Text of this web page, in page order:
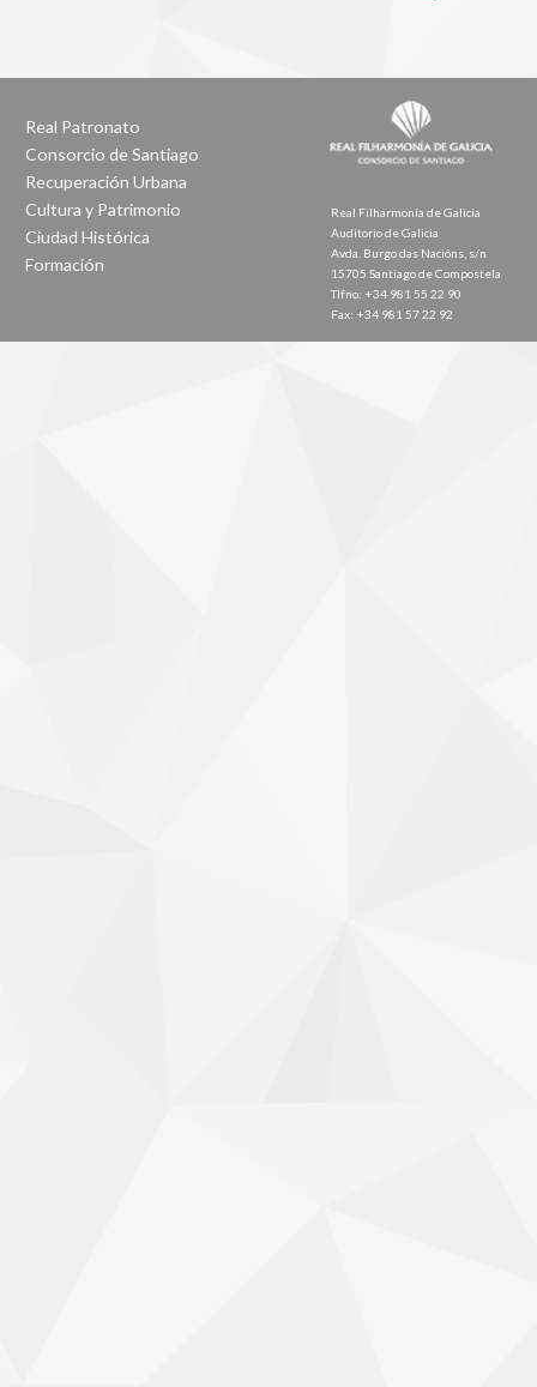
Real Patronato
Consorcio de Santiago
Recuperación Urbana
Cultura y Patrimonio
Ciudad Histórica
Formación
Real Filharmonía de Galicia
Auditorio de Galicia
Avda. Burgo das Nacións, s/n
15705 Santiago de Compostela
Tlfno: +34 981 55 22 90
Fax: +34 981 57 22 92